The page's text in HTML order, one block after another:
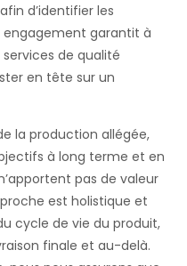
d’identifier les
engagement garantit à
de qualité
en tête sur un
la production allégée,
à long terme et en
pas de valeur
est holistique et
cycle de vie du produit,
finale et au-delà.